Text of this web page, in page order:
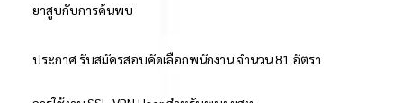
ยาสูบกับการค้นพบ
ประกาศ รับสมัครสอบคัดเลือกพนักงาน จำนวน 81 อัตรา